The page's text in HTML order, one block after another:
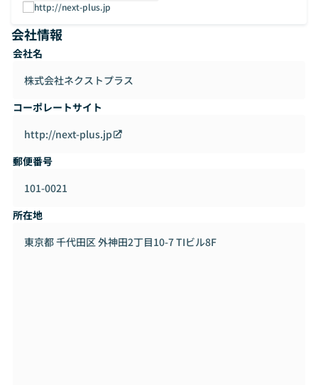
弊社、実績のある取引先企業は以下になります。
・富士通
・サイバーエージェント(グループ含む)
・ディー・エヌ・エー(ゲームス含む)
・GMOインターネット(GMOグループ含む)
・カヤック(グループ含む)
・エムスリー
・ソフトバンク・テクノロジー
・楽天グループ
・NEC
http://next-plus.jp
会社情報
会社名
株式会社ネクストプラス
コーポレートサイト
http://next-plus.jp
郵便番号
101-0021
所在地
東京都 千代田区 外神田2丁目10-7 TIビル8F